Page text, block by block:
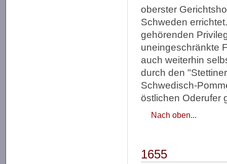
oberster
Schweden
gehörenden
uneingeschränkte
auch weiterhin
durch den
Schwedisch-
östlichen Oderufer
Nach oben...
1655